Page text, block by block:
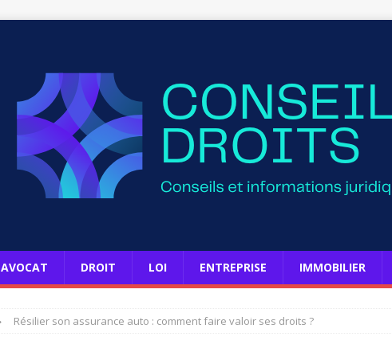
AVOCAT DROIT LOI ENTREPRISE IMMOBILIER
Résilier son assurance auto : comment faire valoir ses droits ?